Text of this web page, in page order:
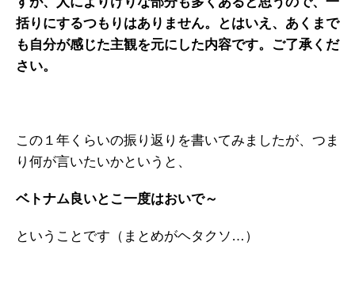
括りにするつもりはありません。とはいえ、あくまで
も自分が感じた主観を元にした内容です。ご了承くだ
さい。
この１年くらいの振り返りを書いてみましたが、つま
り何が言いたいかというと、
ベトナム良いとこ一度はおいで～
ということです（まとめがヘタクソ…）